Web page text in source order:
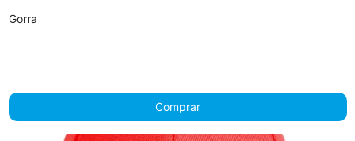
Gorra
Comprar